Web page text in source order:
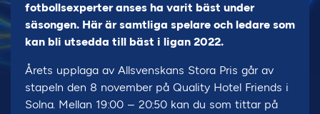
fotbollsexperter anses ha varit bäst under
säsongen. Här är samtliga spelare och ledare som
kan bli utsedda till bäst i ligan 2022.
Årets upplaga av Allsvenskans Stora Pris går av
stapeln den 8 november på Quality Hotel Friends i
Solna. Mellan 19:00 – 20:50 kan du som tittar på